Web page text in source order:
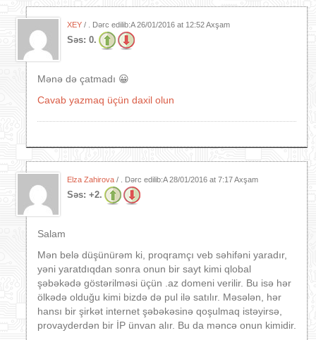
XEY / . Dərc edilib:A26/01/2016 at 12:52 Axşam
Səs: 0.
Mənə də çatmadı 😀
Cavab yazmaq üçün daxil olun
Elza Zahirova / . Dərc edilib:A28/01/2016 at 7:17 Axşam
Səs: +2.
Salam
Mən belə düşünürəm ki, proqramçı veb səhifəni yaradır,
yəni yaratdıqdan sonra onun bir sayt kimi qlobal
şəbəkədə göstərilməsi üçün .az domeni verilir. Bu isə hər
ölkədə olduğu kimi bizdə də pul ilə satılır. Məsələn, hər
hansı bir şirkət internet şəbəkəsinə qoşulmaq istəyirsə,
provayderdən bir İP ünvan alır. Bu da məncə onun kimidir.